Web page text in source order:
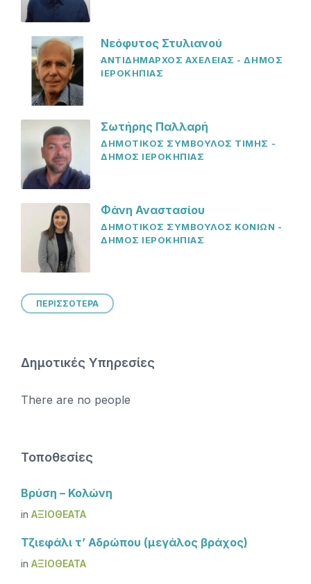
Νεόφυτος Στυλιανού
ΑΝΤΙΔΗΜΑΡΧΟΣ ΑΧΕΛΕΙΑΣ - ΔΗΜΟΣ
ΙΕΡΟΚΗΠΙΑΣ
Σωτήρης Παλλαρή
ΔΗΜΟΤΙΚΟΣ ΣΥΜΒΟΥΛΟΣ ΤΙΜΗΣ -
ΔΗΜΟΣ ΙΕΡΟΚΗΠΙΑΣ
Φάνη Αναστασίου
ΔΗΜΟΤΙΚΟΣ ΣΥΜΒΟΥΛΟΣ ΚΟΝΙΩΝ -
ΔΗΜΟΣ ΙΕΡΟΚΗΠΙΑΣ
ΠΕΡΙΣΣΟΤΕΡΑ
Δημοτικές Υπηρεσίες
There are no people
Τοποθεσίες
Βρύση – Κολώνη
in ΑΞΙΟΘΈΑΤΑ
Τζιεφάλι τ’ Αδρώπου (μεγάλος βράχος)
in ΑΞΙΟΘΈΑΤΑ